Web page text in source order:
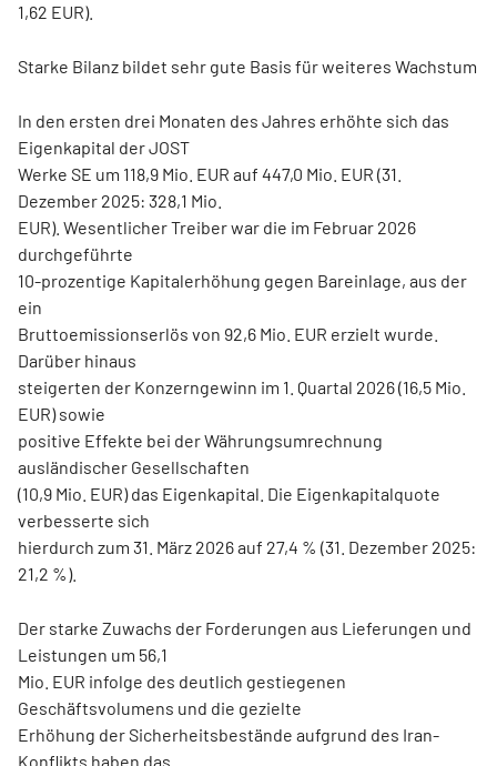
1,62 EUR).
Starke Bilanz bildet sehr gute Basis für weiteres Wachstum
In den ersten drei Monaten des Jahres erhöhte sich das
Eigenkapital der JOST
Werke SE um 118,9 Mio. EUR auf 447,0 Mio. EUR (31.
Dezember 2025: 328,1 Mio.
EUR). Wesentlicher Treiber war die im Februar 2026
durchgeführte
10-prozentige Kapitalerhöhung gegen Bareinlage, aus der
ein
Bruttoemissionserlös von 92,6 Mio. EUR erzielt wurde.
Darüber hinaus
steigerten der Konzerngewinn im 1. Quartal 2026 (16,5 Mio.
EUR) sowie
positive Effekte bei der Währungsumrechnung
ausländischer Gesellschaften
(10,9 Mio. EUR) das Eigenkapital. Die Eigenkapitalquote
verbesserte sich
hierdurch zum 31. März 2026 auf 27,4 % (31. Dezember 2025:
21,2 %).
Der starke Zuwachs der Forderungen aus Lieferungen und
Leistungen um 56,1
Mio. EUR infolge des deutlich gestiegenen
Geschäftsvolumens und die gezielte
Erhöhung der Sicherheitsbestände aufgrund des Iran-
Konflikts haben das